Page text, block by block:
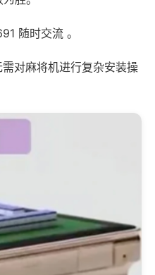
随时交流 。
对麻将机进行复杂安装操